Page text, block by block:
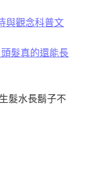
與觀念科普文
髮真的還能長
髮水長鬍子不